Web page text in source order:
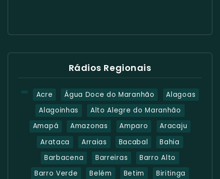
Rádios Regionais
Acre Água Doce do Maranhão
Alagoas
Alagoinhas
Alto Alegre do Maranhão
Amapá
Amazonas Amparo
Aracaju
Arataca
Arraias Bacabal
Bahia
Barbacena
Barreiras
Barro Alto
Barro Verde
Belém Betim Biritinga